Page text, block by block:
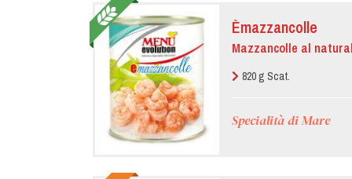
Èmazzancolle
Mazzancolle al
820 g Scat.
Specialità di Mare